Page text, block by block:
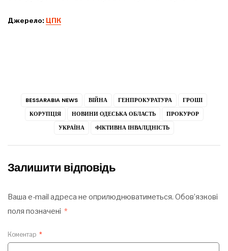
Джерело: ЦПК
BESSARABIA NEWS ВІЙНА ГЕНПРОКУРАТУРА
ГРОШІ
КОРУПЦІЯ
НОВИНИ ОДЕСЬКА ОБЛАСТЬ
ПРОКУРОР
УКРАЇНА
ФІКТИВНА ІНВАЛІДНІСТЬ
Залишити відповідь
Ваша e-mail адреса не оприлюднюватиметься. Обов’язкові
поля позначені *
Коментар *